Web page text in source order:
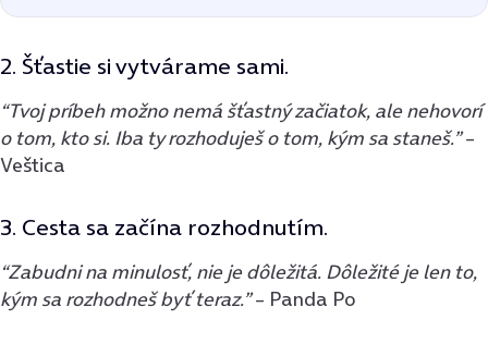
2. Šťastie si vytvárame sami.
“Tvoj príbeh možno nemá šťastný začiatok, ale nehovorí
o tom, kto si. Iba ty rozhoduješ o tom, kým sa staneš.”–
Veštica
3. Cesta sa začína rozhodnutím.
“Zabudni na minulosť, nie je dôležitá. Dôležité je len to,
kým sa rozhodneš byť teraz.”– Panda Po